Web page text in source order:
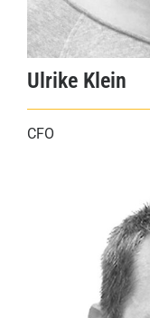
Ulrike Klein
CFO